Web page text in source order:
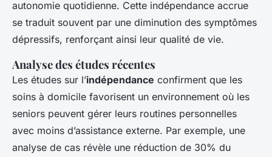
autonomie quotidienne. Cette indépendance accrue
se traduit souvent par une diminution des symptômes
dépressifs, renforçant ainsi leur qualité de vie.
Analyse des études récentes
Les études sur l’indépendance confirment que les
soins à domicile favorisent un environnement où les
seniors peuvent gérer leurs routines personnelles
avec moins d’assistance externe. Par exemple, une
analyse de cas révèle une réduction de 30% du